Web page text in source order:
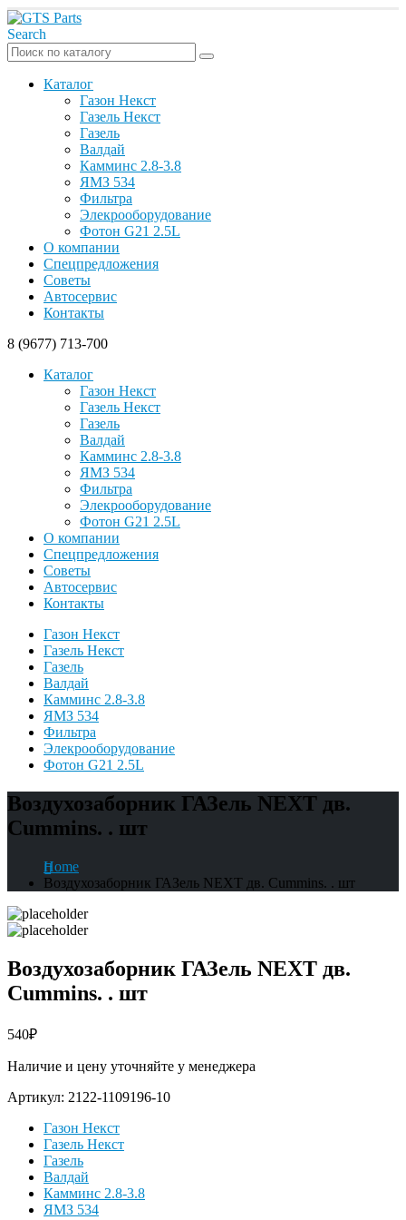
Search
Каталог
Газон Некст
Газель Некст
Газель
Валдай
Камминс 2.8-3.8
ЯМЗ 534
Фильтра
Элекрооборудование
Фотон G21 2.5L
О компании
Спецпредложения
Советы
Автосервис
Контакты
8 (9677) 713-700
Каталог
Газон Некст
Газель Некст
Газель
Валдай
Камминс 2.8-3.8
ЯМЗ 534
Фильтра
Элекрооборудование
Фотон G21 2.5L
О компании
Спецпредложения
Советы
Автосервис
Контакты
Газон Некст
Газель Некст
Газель
Валдай
Камминс 2.8-3.8
ЯМЗ 534
Фильтра
Элекрооборудование
Фотон G21 2.5L
Воздухозаборник ГАЗель NEXT дв.
Cummins. . шт
Home
Воздухозаборник ГАЗель NEXT дв. Cummins. . шт
Воздухозаборник ГАЗель NEXT дв.
Cummins. . шт
540₽
Наличие и цену уточняйте у менеджера
Артикул: 2122-1109196-10
Газон Некст
Газель Некст
Газель
Валдай
Камминс 2.8-3.8
ЯМЗ 534